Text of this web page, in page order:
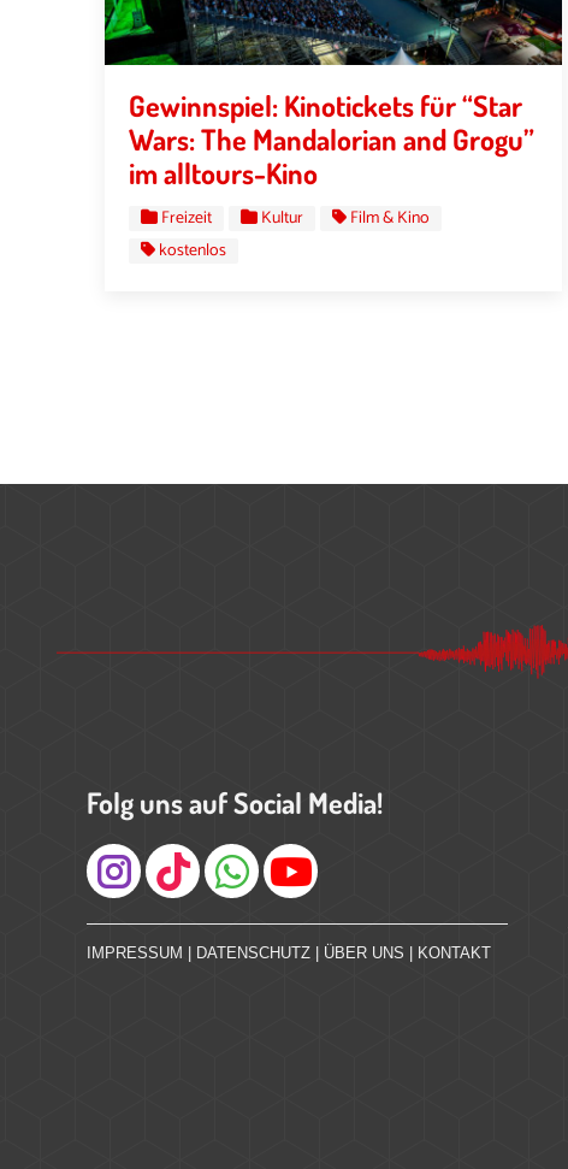
Gewinnspiel: Kinotickets für “Star
Wars: The Mandalorian and Grogu”
im alltours-Kino
Freizeit Kultur
Film & Kino
kostenlos
Folg uns auf Social Media!
Instagram
IMPRESSUM DATENSCHUTZ ÜBER UNS KONTAKT